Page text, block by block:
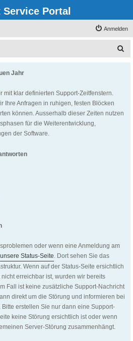
Service Portal
Anmelden
Jahr
mit klar definierten Support-Zeitfenstern.
Ihre Anfragen in ruhigen, festen Blöcken
können. Ausserhalb dieser Zeiten nutzen
für die Weiterentwicklung,
der Software.
oder wenn eine Anmeldung am
unsere Status-Seite. Dort sehen Sie das
Wenn auf der Status-Seite ersichtlich
erreichbar ist, wurden wir bereits
Fall ist keine zusätzliche Support-Nachricht
direkt um die Störung und informieren bei
erstellen Sie nur dann eine Support-
keine Störung ersichtlich ist oder wenn
Server-Störung zusammenhängt.